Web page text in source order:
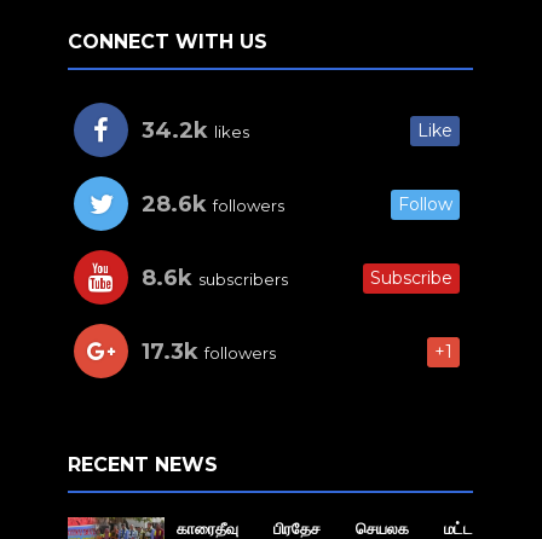
CONNECT WITH US
34.2k likes Like
28.6k followers Follow
8.6k subscribers Subscribe
17.3k followers +1
RECENT NEWS
காரைதீவு பிரதேச செயலக மட்ட